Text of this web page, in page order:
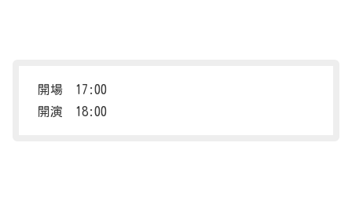
開場 17:00
開演 18:00